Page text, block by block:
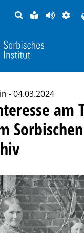
SUCHELEICHTE
SPRACHE
SEITE
- 04.03.2024
am
Sorbischen